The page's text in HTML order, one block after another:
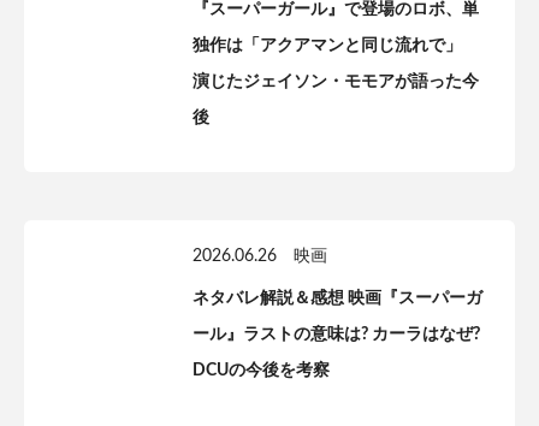
『スーパーガール』で登場のロボ、単
独作は「アクアマンと同じ流れで」
演じたジェイソン・モモアが語った今
後
2026.06.26 映画
ネタバレ解説＆感想 映画『スーパーガ
ール』ラストの意味は? カーラはなぜ?
DCUの今後を考察